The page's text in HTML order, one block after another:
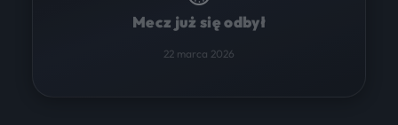
Mecz już się odbył
22 marca 2026